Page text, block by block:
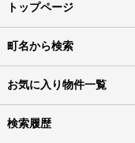
トップページ
町名から検索
お気に入り物件一覧
検索履歴